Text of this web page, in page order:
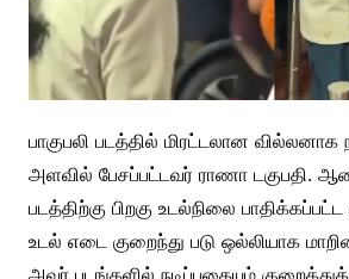
பாகுபலி படத்தில் மிரட்டலான வில்லனாக
அளவில் பேசப்பட்டவர் ராணா டகுபதி.
படத்திற்கு பிறகு உடல்நிலை
உடல் எடை குறைந்து படு ஒல்லியாக